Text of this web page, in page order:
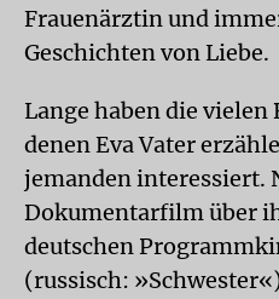
Frauenärztin und
Geschichten von Liebe.
Lange haben die vielen
denen Eva Vater
jemanden interessiert.
Dokumentarfilm über
deutschen
(russisch: